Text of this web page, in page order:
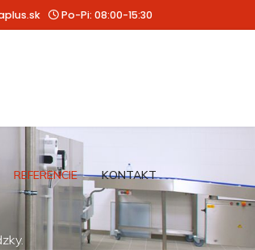
Po-Pi: 08:00-15:30
REFERENCIE KONTAKT